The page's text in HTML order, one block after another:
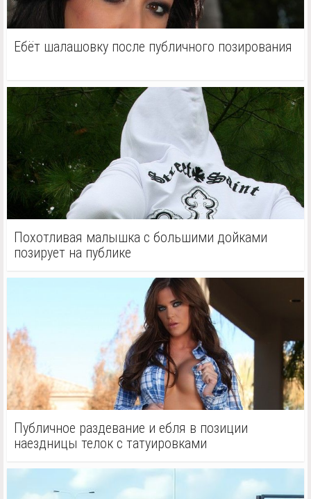
Ебёт шалашовку после публичного позирования
Похотливая малышка с большими дойками
позирует на публике
Публичное раздевание и ебля в позиции
наездницы телок с татуировками